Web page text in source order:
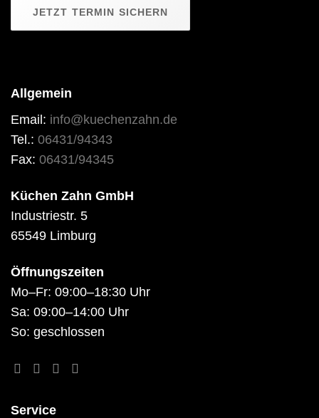
JETZT TERMIN SICHERN
Allgemein
Email: info@kuechenzahn.de
Tel.: 06431/94343
Fax: 06431/94345
Küchen Zahn GmbH
Industriestr. 5
65549 Limburg
Öffnungszeiten
Mo–Fr: 09:00–18:30 Uhr
Sa: 09:00–14:00 Uhr
So: geschlossen
Service